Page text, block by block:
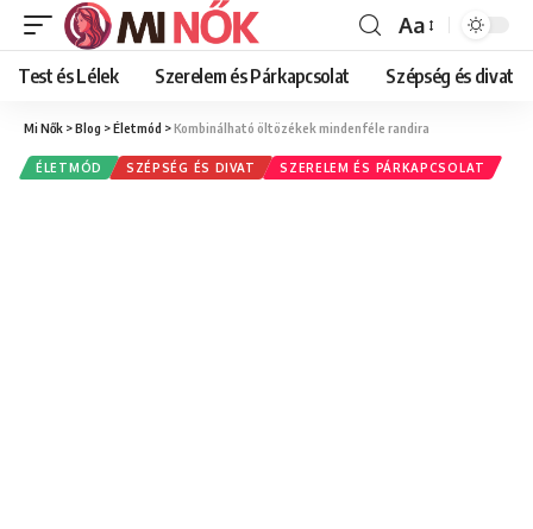
Font
Resizer
Aa
Test és Lélek Szerelem és Párkapcsolat Szépség és divat
Mi Nők >Blog >Életmód >Kombinálható öltözékek mindenféle randira
ÉLETMÓD SZÉPSÉG ÉS DIVAT SZERELEM ÉS PÁRKAPCSOLAT